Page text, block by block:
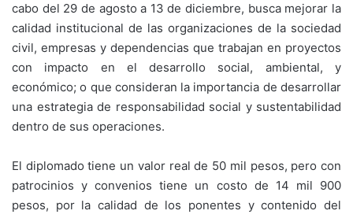
cabo del 29 de agosto a 13 de diciembre, busca mejorar la
calidad institucional de las organizaciones de la sociedad
civil, empresas y dependencias que trabajan en proyectos
con impacto en el desarrollo social, ambiental, y
económico; o que consideran la importancia de desarrollar
una estrategia de responsabilidad social y sustentabilidad
dentro de sus operaciones.
El diplomado tiene un valor real de 50 mil pesos, pero con
patrocinios y convenios tiene un costo de 14 mil 900
pesos, por la calidad de los ponentes y contenido del